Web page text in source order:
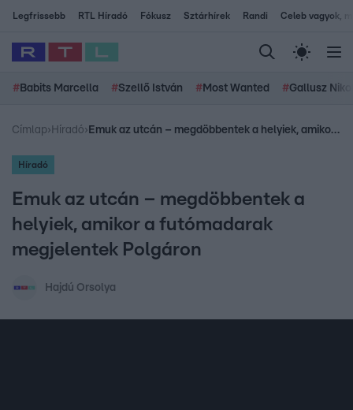
Legfrissebb RTL Híradó Fókusz Sztárhírek Randi Celeb vagyok,
# Babits Marcella #Szellő István # Most Wanted #Gallusz
Címlap› Híradó› Emuk az utcán – megdöbbentek a helyiek, amikor a futómadarak megjelentek Polgáron
Híradó
Emuk az utcán – megdöbbentek a
helyiek, amikor a futómadarak
megjelentek Polgáron
Hajdú Orsolya